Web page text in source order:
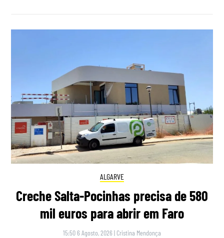
ALGARVE
Creche Salta-Pocinhas precisa de 580
mil euros para abrir em Faro
15:50 6 Agosto, 2026 | Cristina Mendonça